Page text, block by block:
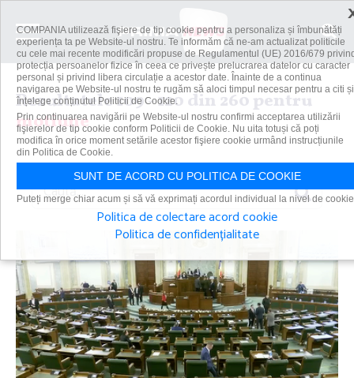
Rezultatele 109 - 120 din 260 pentru
motiune
Caută
COMPANIA utilizează fişiere de tip cookie pentru a personaliza și îmbunătăți
experiența ta pe Website-ul nostru. Te informăm că ne-am actualizat politicile
cu cele mai recente modificări propuse de Regulamentul (UE) 2016/679
protecția persoanelor fizice în ceea ce privește prelucrarea datelor cu caracter
personal și privind libera circulație a acestor date. Înainte de a continua
navigarea pe Website-ul nostru te rugăm să aloci timpul necesar pentru a citi și
înțelege conținutul Politicii de Cookie.
Prin continuarea navigării pe Website-ul nostru confirmi acceptarea utilizării
fişierelor de tip cookie conform Politicii de Cookie. Nu uita totuși că poți
modifica în orice moment setările acestor fişiere cookie urmând instrucțiunile
din Politica de Cookie.
SUNT DE ACORD CU POLITICA DE COOKIE
Puteți merge chiar acum și să vă exprimați acordul individual la nivel de
Politica de colectare acord cookie
Politica de confidențialitate